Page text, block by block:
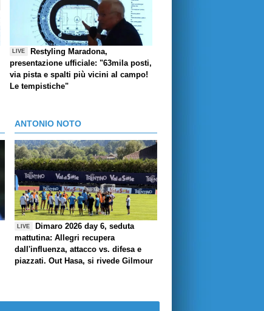
LIVE
Restyling Maradona,
presentazione ufficiale: "63mila posti,
via pista e spalti più vicini al campo!
Le tempistiche"
ANTONIO NOTO
LIVE
Dimaro 2026 day 6, seduta
mattutina: Allegri recupera
dall'influenza, attacco vs. difesa e
piazzati. Out Hasa, si rivede Gilmour